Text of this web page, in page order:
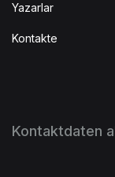
Yazarlar
Kontakte
Kontaktdaten